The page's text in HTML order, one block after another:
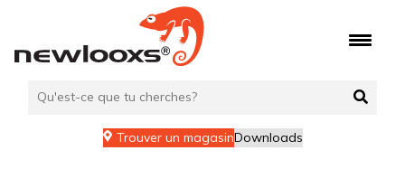
contenu
Trouver un magasinDownloads